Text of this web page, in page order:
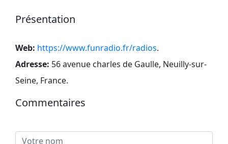
Présentation
Web: https://www.funradio.fr/radios.
Adresse: 56 avenue charles de Gaulle, Neuilly-sur-
Seine, France.
Commentaires